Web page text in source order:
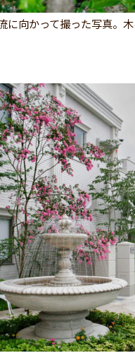
に向かって撮った写真。